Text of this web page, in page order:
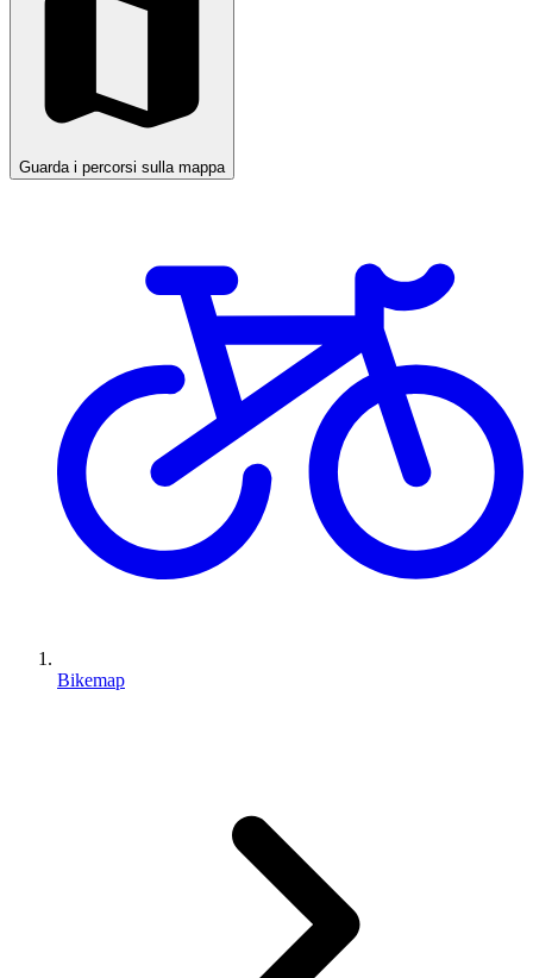
Guarda i percorsi sulla mappa
Bikemap